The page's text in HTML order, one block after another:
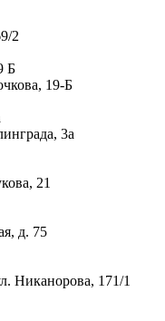
2
Б
19-Б
3а
21
д. 75
Никанорова, 171/1